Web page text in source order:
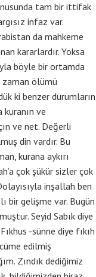
tam bir ittifak
infaz var.
da mahkeme
kararlardır. Yoksa
böyle bir ortamda
zaman ölümü
ki benzer durumların
ve
ve net. Değerli
din vardır. Bu
kurana aykırı
çok şükür sizler çok
inşallah ben
bir gelişme var. Bugün
Seyid Sabık diye
-sünne diye fıkıh
edilmiş
Zındık dediğimiz